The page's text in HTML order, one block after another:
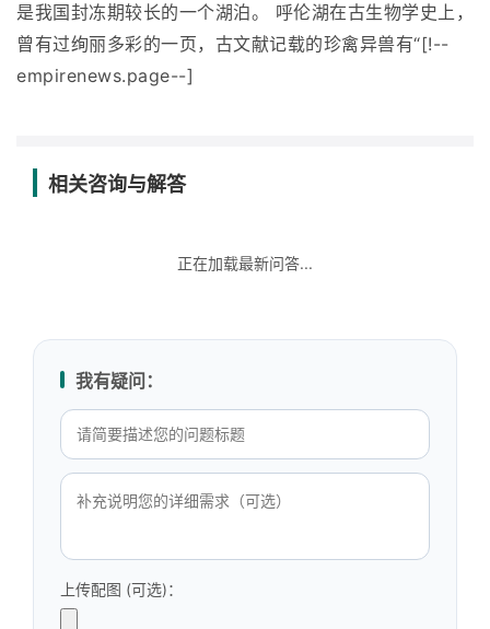
是我国封冻期较长的一个湖泊。 呼伦湖在古生物学史上，
曾有过绚丽多彩的一页，古文献记载的珍禽异兽有“[!--
empirenews.page--]
相关咨询与解答
正在加载最新问答...
我有疑问：
上传配图 (可选)：